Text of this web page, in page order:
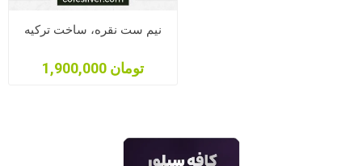
نیم ست نقره، ساخت ترکیه
1,900,000 تومان